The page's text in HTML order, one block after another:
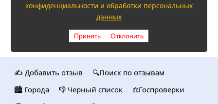
конфиденциальности и обработки персональных
данных
Принять Отклонить
✍️ Добавить отзыв
🔍Поиск по отзывам
🏙️ Городa
👎 Черный список
⚖️Госпроверки